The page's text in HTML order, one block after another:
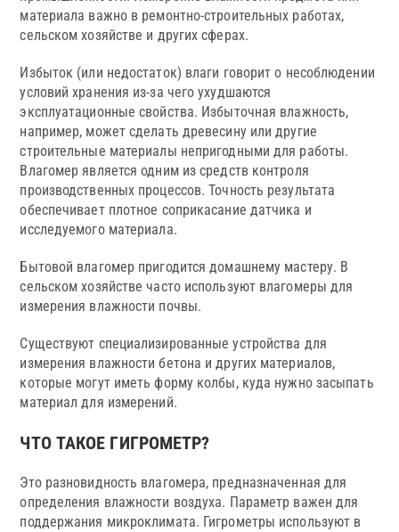
материала важно в ремонтно-строительных работах,
сельском хозяйстве и других сферах.
Избыток (или недостаток) влаги говорит о несоблюдении
условий хранения из-за чего ухудшаются
эксплуатационные свойства. Избыточная влажность,
например, может сделать древесину или другие
строительные материалы непригодными для работы.
Влагомер является одним из средств контроля
производственных процессов. Точность результата
обеспечивает плотное соприкасание датчика и
исследуемого материала.
Бытовой влагомер пригодится домашнему мастеру. В
сельском хозяйстве часто используют влагомеры для
измерения влажности почвы.
Существуют специализированные устройства для
измерения влажности бетона и других материалов,
которые могут иметь форму колбы, куда нужно засыпать
материал для измерений.
ЧТО ТАКОЕ ГИГРОМЕТР?
Это разновидность влагомера, предназначенная для
определения влажности воздуха. Параметр важен для
поддержания микроклимата. Гигрометры используют в